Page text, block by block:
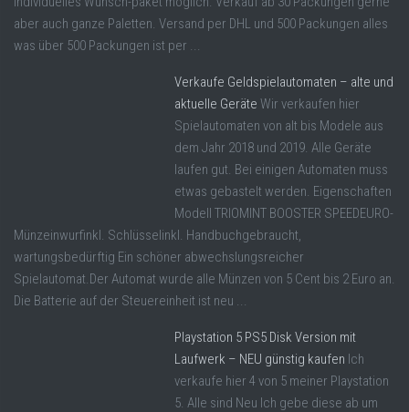
aber auch ganze Paletten. Versand per DHL und 500 Packungen alles
was über 500 Packungen ist per ...
Verkaufe Geldspielautomaten – alte und
aktuelle Geräte Wir verkaufen hier
Spielautomaten von alt bis Modele aus
dem Jahr 2018 und 2019. Alle Geräte
laufen gut. Bei einigen Automaten muss
etwas gebastelt werden. Eigenschaften
Modell TRIOMINT BOOSTER SPEEDEURO-
Münzeinwurfinkl. Schlüsselinkl. Handbuchgebraucht,
wartungsbedürftig Ein schöner abwechslungsreicher
Spielautomat.Der Automat wurde alle Münzen von 5 Cent bis 2 Euro an.
Die Batterie auf der Steuereinheit ist neu ...
Playstation 5 PS5 Disk Version mit
Laufwerk – NEU günstig kaufen Ich
verkaufe hier 4 von 5 meiner Playstation
5. Alle sind Neu Ich gebe diese ab um